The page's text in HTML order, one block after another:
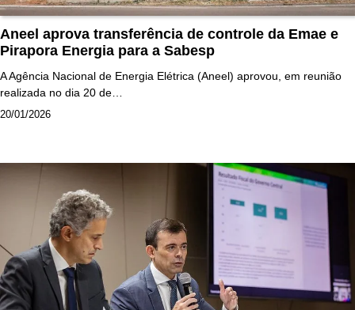
Aneel aprova transferência de controle da Emae e
Pirapora Energia para a Sabesp
A Agência Nacional de Energia Elétrica (Aneel) aprovou, em reunião
realizada no dia 20 de…
20/01/2026